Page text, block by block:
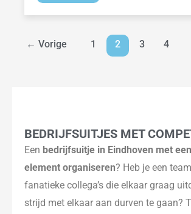
← Vorige 1 2 3 4
BEDRIJFSUITJES MET
Een bedrijfsuitje in Eindhoven met
element organiseren? Heb je een
fanatieke collega’s die elkaar graag
strijd met elkaar aan durven te gaan?